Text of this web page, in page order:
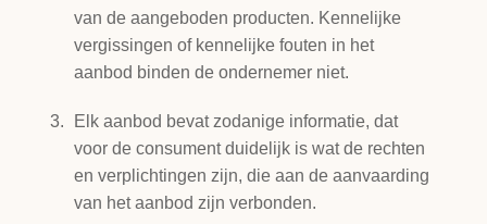
van de aangeboden producten. Kennelijke
vergissingen of kennelijke fouten in het
aanbod binden de ondernemer niet.
Elk aanbod bevat zodanige informatie, dat
voor de consument duidelijk is wat de rechten
en verplichtingen zijn, die aan de aanvaarding
van het aanbod zijn verbonden.